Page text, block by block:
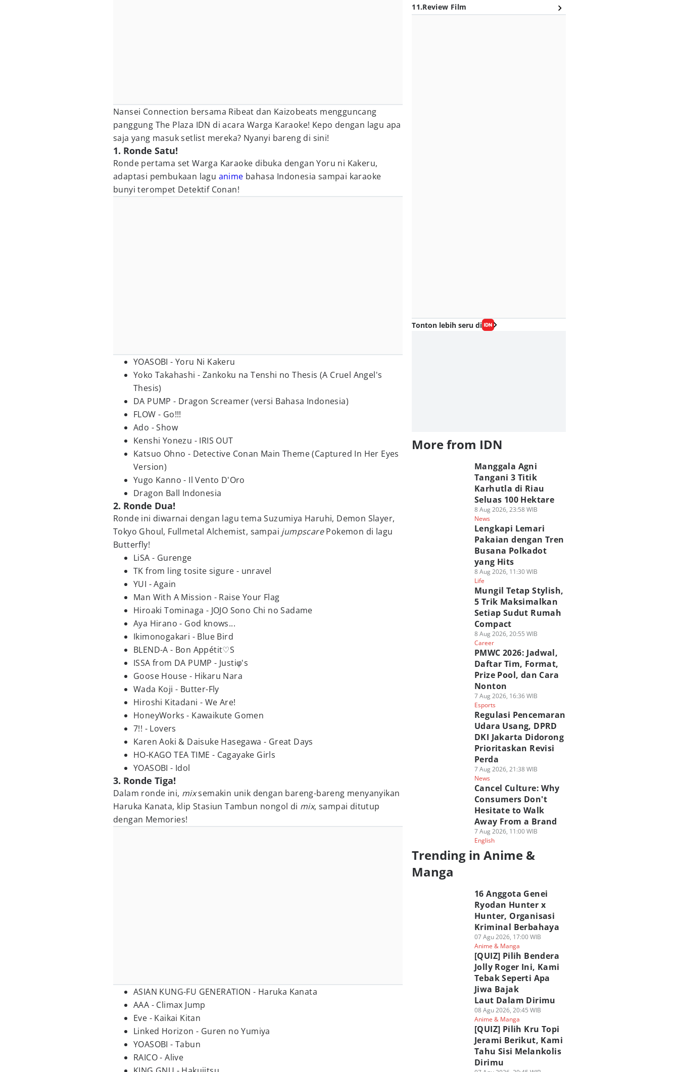
Nansei Connection bersama Ribeat dan Kaizobeats mengguncang
panggung The Plaza IDN di acara Warga Karaoke! Kepo dengan lagu apa
saja yang masuk setlist mereka? Nyanyi bareng di sini!
1. Ronde Satu!
Ronde pertama set Warga Karaoke dibuka dengan Yoru ni Kakeru,
adaptasi pembukaan lagu anime bahasa Indonesia sampai karaoke
bunyi terompet Detektif Conan!
YOASOBI - Yoru Ni Kakeru
Yoko Takahashi - Zankoku na Tenshi no Thesis (A Cruel Angel's
Thesis)
DA PUMP - Dragon Screamer (versi Bahasa Indonesia)
FLOW - Go!!!
Ado - Show
Kenshi Yonezu - IRIS OUT
Katsuo Ohno - Detective Conan Main Theme (Captured In Her Eyes
Version)
Yugo Kanno - Il Vento D'Oro
Dragon Ball Indonesia
2. Ronde Dua!
Ronde ini diwarnai dengan lagu tema Suzumiya Haruhi, Demon Slayer,
Tokyo Ghoul, Fullmetal Alchemist, sampai jumpscarePokemon di lagu
Butterfly!
LiSA - Gurenge
TK from ling tosite sigure - unravel
YUI - Again
Man With A Mission - Raise Your Flag
Hiroaki Tominaga - JOJO Sono Chi no Sadame
Aya Hirano - God knows...
Ikimonogakari - Blue Bird
BLEND-A - Bon Appétit♡S
ISSA from DA PUMP - Justiφ's
Goose House - Hikaru Nara
Wada Koji - Butter-Fly
Hiroshi Kitadani - We Are!
HoneyWorks - Kawaikute Gomen
7!! - Lovers
Karen Aoki & Daisuke Hasegawa - Great Days
HO-KAGO TEA TIME - Cagayake Girls
YOASOBI - Idol
3. Ronde Tiga!
Dalam ronde ini, mixsemakin unik dengan bareng-bareng menyanyikan
Haruka Kanata, klip Stasiun Tambun nongol di mix, sampai ditutup
dengan Memories!
ASIAN KUNG-FU GENERATION - Haruka Kanata
AAA - Climax Jump
Eve - Kaikai Kitan
Linked Horizon - Guren no Yumiya
YOASOBI - Tabun
RAICO - Alive
11.Review Film
Tonton lebih seru di
More from IDN
Manggala Agni
Tangani 3 Titik
Karhutla di Riau
Seluas 100 Hektare
8 Aug 2026, 23:58 WIB
News
Lengkapi Lemari
Pakaian dengan Tren
Busana Polkadot
yang Hits
8 Aug 2026, 11:30 WIB
Life
Mungil Tetap Stylish,
5 Trik Maksimalkan
Setiap Sudut Rumah
Compact
8 Aug 2026, 20:55 WIB
Career
PMWC 2026: Jadwal,
Daftar Tim, Format,
Prize Pool, dan Cara
Nonton
7 Aug 2026, 16:36 WIB
Esports
Regulasi Pencemaran
Udara Usang, DPRD
DKI Jakarta Didorong
Prioritaskan Revisi
Perda
7 Aug 2026, 21:38 WIB
News
Cancel Culture: Why
Consumers Don't
Hesitate to Walk
Away From a Brand
7 Aug 2026, 11:00 WIB
English
Trending in Anime &
Manga
16 Anggota Genei
Ryodan Hunter x
Hunter, Organisasi
Kriminal Berbahaya
07 Agu 2026, 17:00 WIB
Anime & Manga
[QUIZ] Pilih Bendera
Jolly Roger Ini, Kami
Tebak Seperti Apa
Jiwa Bajak
Laut Dalam Dirimu
08 Agu 2026, 20:45 WIB
Anime & Manga
[QUIZ] Pilih Kru Topi
Jerami Berikut, Kami
Tahu Sisi Melankolis
Dirimu